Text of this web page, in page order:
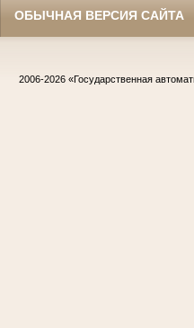
ОБЫЧНАЯ ВЕРСИЯ САЙТА
2006-2026 «Государственная